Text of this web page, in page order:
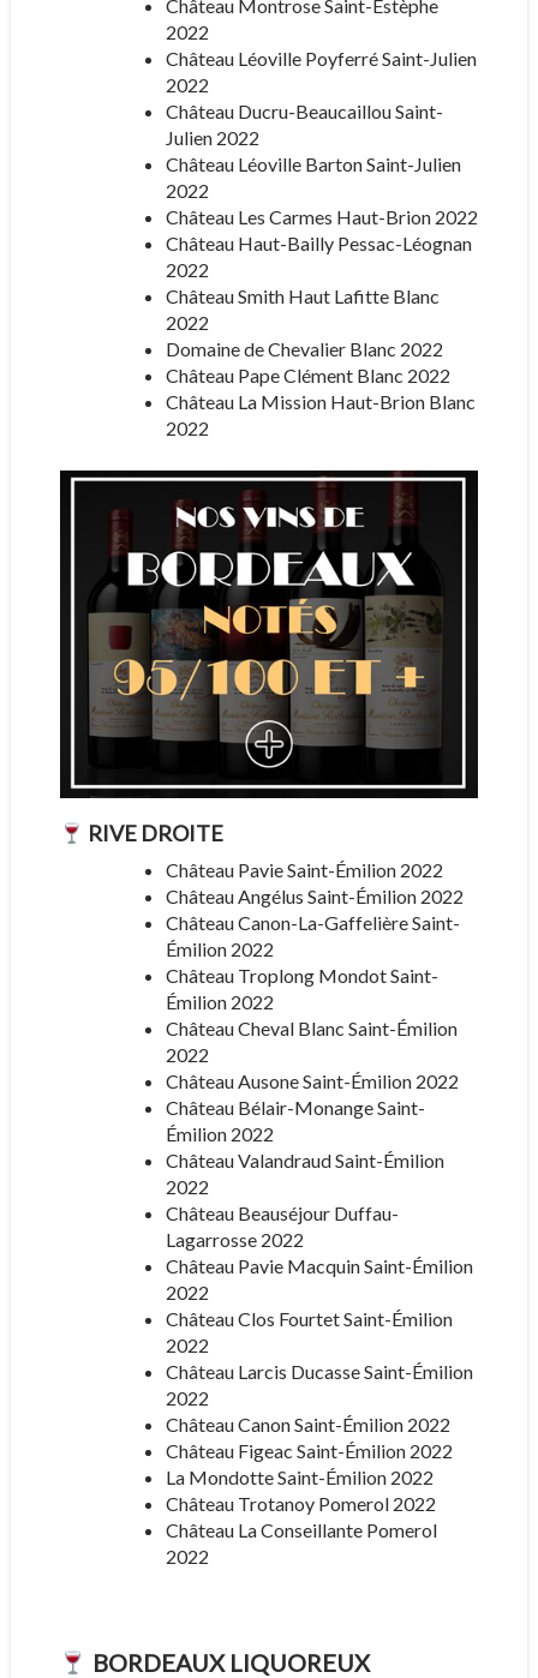
Château Montrose Saint-Estèphe
2022
Château Léoville Poyferré Saint-Julien
2022
Château Ducru-Beaucaillou Saint-
Julien 2022
Château Léoville Barton Saint-Julien
2022
Château Les Carmes Haut-Brion 2022
Château Haut-Bailly Pessac-Léognan
2022
Château Smith Haut Lafitte Blanc
2022
Domaine de Chevalier Blanc 2022
Château Pape Clément Blanc 2022
Château La Mission Haut-Brion Blanc
2022
RIVE DROITE
Château Pavie Saint-Émilion 2022
Château Angélus Saint-Émilion 2022
Château Canon-La-Gaffelière Saint-
Émilion 2022
Château Troplong Mondot Saint-
Émilion 2022
Château Cheval Blanc Saint-Émilion
2022
Château Ausone Saint-Émilion 2022
Château Bélair-Monange Saint-
Émilion 2022
Château Valandraud Saint-Émilion
2022
Château Beauséjour Duffau-
Lagarrosse 2022
Château Pavie Macquin Saint-Émilion
2022
Château Clos Fourtet Saint-Émilion
2022
Château Larcis Ducasse Saint-Émilion
2022
Château Canon Saint-Émilion 2022
Château Figeac Saint-Émilion 2022
La Mondotte Saint-Émilion 2022
Château Trotanoy Pomerol 2022
Château La Conseillante Pomerol
2022
BORDEAUX LIQUOREUX